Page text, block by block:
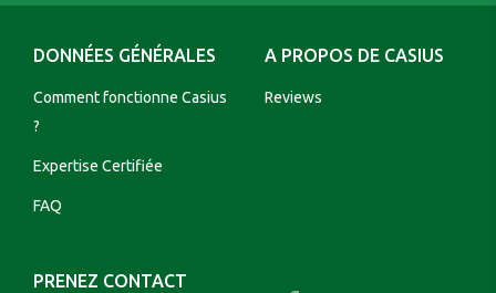
DONNÉES GÉNÉRALES
Comment fonctionne Casius
?
Expertise Certifiée
FAQ
A PROPOS DE CASIUS
Reviews
PRENEZ CONTACT